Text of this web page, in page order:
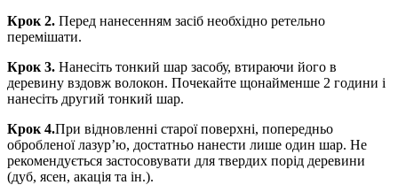
Крок 2. Перед нанесенням засіб необхідно ретельно
перемішати.
Крок 3. Нанесіть тонкий шар засобу, втираючи його в
деревину вздовж волокон. Почекайте щонайменше 2 години і
нанесіть другий тонкий шар.
Крок 4.При відновленні старої поверхні, попередньо
обробленої лазур’ю, достатньо нанести лише один шар. Не
рекомендується застосовувати для твердих порід деревини
(дуб, ясен, акація та ін.).